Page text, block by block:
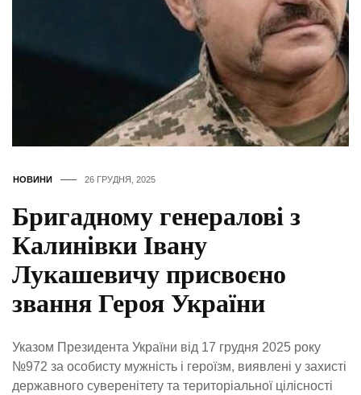
НОВИНИ 26 ГРУДНЯ, 2025
Бригадному генералові з
Калинівки Івану
Лукашевичу присвоєно
звання Героя України
Указом Президента України від 17 грудня 2025 року
№972 за особисту мужність і героїзм, виявлені у захисті
державного суверенітету та територіальної цілісності